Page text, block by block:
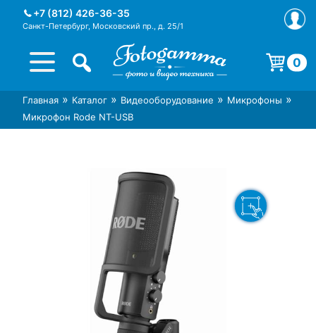
+7 (812) 426-36-35
Санкт-Петербург, Московский пр., д. 25/1
Интернет-магазин фототехники
Foto-Gamma в СПб
Магазин фотоаксессуаров foto-
gamma.ru
0
Корзина пуста.
Главная » Каталог » Видеооборудование » Микрофоны »
Микрофон Rode NT-USB